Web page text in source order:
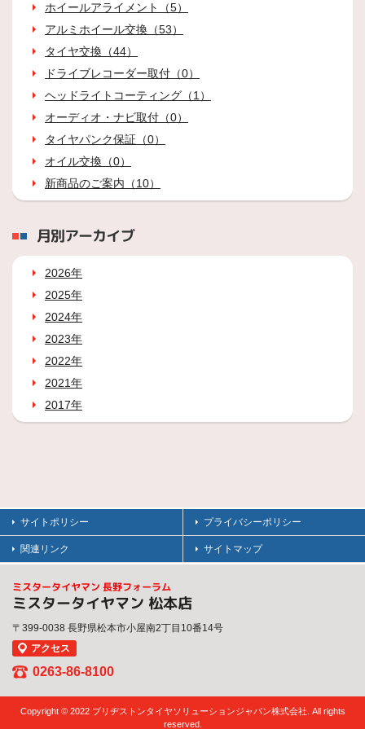
ホイールアライメント（5）
アルミホイール交換（53）
タイヤ交換（44）
ドライブレコーダー取付（0）
ヘッドライトコーティング（1）
オーディオ・ナビ取付（0）
タイヤパンク保証（0）
オイル交換（0）
新商品のご案内（10）
月別アーカイブ
2026年
2025年
2024年
2023年
2022年
2021年
2017年
サイトポリシー プライバシーポリシー
関連リンク サイトマップ
ミスタータイヤマン 長野フォーラム
ミスタータイヤマン 松本店
〒399-0038 長野県松本市小屋南2丁目10番14号
アクセス
0263-86-8100
Copyright © 2022 ブリヂストンタイヤソリューションジャパン株式会社. All rights
reserved.